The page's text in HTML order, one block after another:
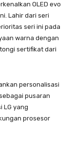
OLED evo
Lahir dari seri
seri ini pada
warna dengan
sertifikat dari
personalisasi
pusaran
LG yang
prosesor